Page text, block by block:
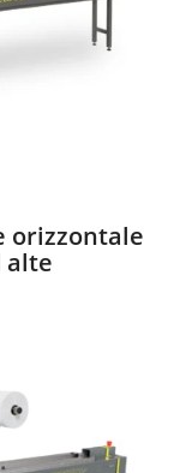
orizzontale
alte